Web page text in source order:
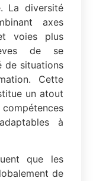
La diversité
axes
voies plus
de se
de situations
Cette
un atout
à
que les
de